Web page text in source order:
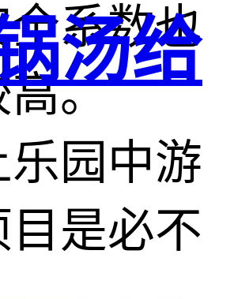
全系数也
高。
乐园中游
目是必不
汤给